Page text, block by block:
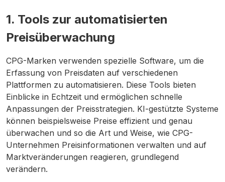
1. Tools zur automatisierten
Preisüberwachung
CPG-Marken verwenden spezielle Software, um die
Erfassung von Preisdaten auf verschiedenen
Plattformen zu automatisieren. Diese Tools bieten
Einblicke in Echtzeit und ermöglichen schnelle
Anpassungen der Preisstrategien. KI-gestützte Systeme
können beispielsweise Preise effizient und genau
überwachen und so die Art und Weise, wie CPG-
Unternehmen Preisinformationen verwalten und auf
Marktveränderungen reagieren, grundlegend
verändern.